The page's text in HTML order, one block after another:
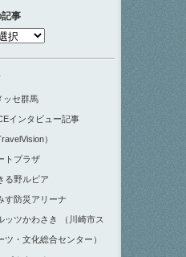
事
ッセ群馬
インタビュー記事
）
トプラザ
る野ルピア
す防災アリーナ
ッツかわさき （川崎市ス
ツ・文化総合センター）